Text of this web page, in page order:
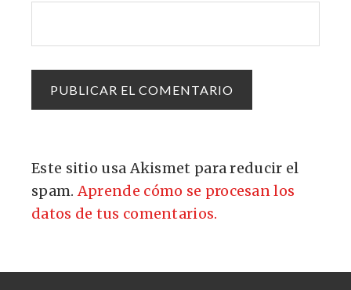
Este sitio usa Akismet para reducir el
spam.Aprende cómo se procesan los
datos de tus comentarios.